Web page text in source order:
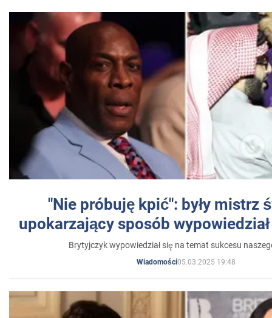
"Nie próbuję kpić": były mistrz
upokarzający sposób
Brytyjczyk wypowiedział się na temat sukcesu
Wiadomości05.03.2025 19:48